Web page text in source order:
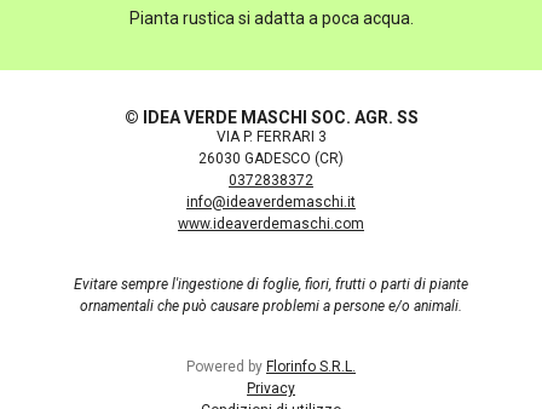
Pianta rustica si adatta a poca acqua.
© IDEA VERDE MASCHI SOC. AGR. SS
VIA P. FERRARI 3
26030 GADESCO (CR)
0372838372
info@ideaverdemaschi.it
www.ideaverdemaschi.com
Evitare sempre l'ingestione di foglie, fiori, frutti o parti di piante
ornamentali che può causare problemi a persone e/o animali.
Powered by Florinfo S.R.L.
Privacy